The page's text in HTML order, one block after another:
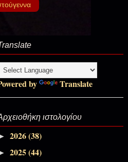
Πάσχα-
by Translate
ιστολογίου
2026(38)
2025(44)